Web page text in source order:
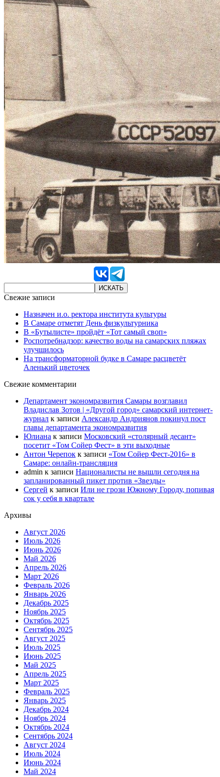
Свежие записи
Назначен и.о. ректора института культуры
В Самаре отметят День физкультурника
В «Бутылисте» пройдёт «Тот самый своп»
Роспотребнадзор: качество воды на самарских пляжах
улучшилось
На трансформаторной будке в Самаре расцветёт
Аленький цветочек
Свежие комментарии
Департамент экономразвития Самары возглавил
Владислав Зотов | «Другой город» самарский интернет-
журнал к записи Александр Андриянов покинул пост
главы департамента экономразвития
Юлиана к записи Московский «столярный десант»
посетит «Том Сойер Фест» в эти выходные
Антон Черепок к записи «Том Сойер Фест-2016» в
Самаре: онлайн-трансляция
admin к записи Националисты не вышли сегодня на
запланированный пикет против «Звезды»
Сергей к записи Или не грози Южному Городу, попивая
сок у себя в квартале
Архивы
Август 2026
Июль 2026
Июнь 2026
Май 2026
Апрель 2026
Март 2026
Февраль 2026
Январь 2026
Декабрь 2025
Ноябрь 2025
Октябрь 2025
Сентябрь 2025
Август 2025
Июль 2025
Июнь 2025
Май 2025
Апрель 2025
Март 2025
Февраль 2025
Январь 2025
Декабрь 2024
Ноябрь 2024
Октябрь 2024
Сентябрь 2024
Август 2024
Июль 2024
Июнь 2024
Май 2024